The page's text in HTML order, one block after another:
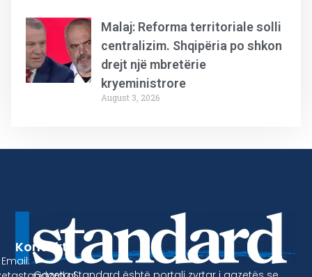
Malaj: Reforma territoriale solli
centralizim. Shqipëria po shkon
drejt një mbretërie
kryeministrore
August 3, 2026
Kontakt
Email: